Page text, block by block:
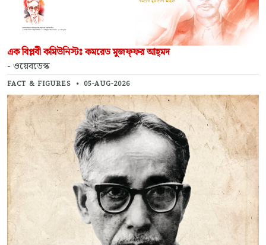
এক বিপ্লবী কমিউনিস্টঃ কমরেড মুজফ্‌ফর আহ্‌মদ
- ওয়েবডেস্ক
FACT & FIGURES • 05-AUG-2026